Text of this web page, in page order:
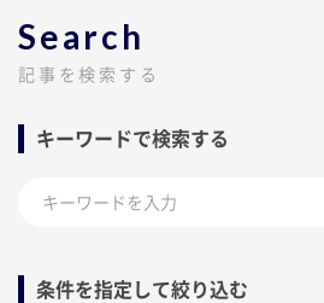
Search
記事を検索する
キーワードで検索する
条件を指定して絞り込む